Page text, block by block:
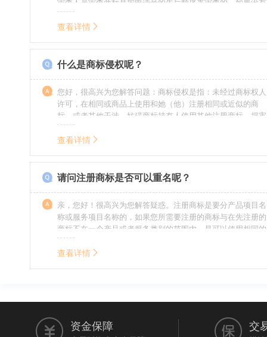
特殊情况（受理案件需要，被异议等），不会延迟也不会提
前。
查看详情
什么是商标侵权呢？
您好，很高兴为您解答问题：商标侵权是指：未经过商标权人
许可，在相同或商品上使用和她（他）注册相同或近似的商
标，或者其他干涉、妨碍商标持有人使用其他注册商标，损害
商标持有人合法权益的其他行为。侵权的人通常需要承担侵权
的责任，明知侵权的行为的人要承担赔偿的责任。情节严重
查看详情
请问注册商标是否可以重名呢？
亲，您好！很高兴为您解答疑惑。注册商标是要分产品项目名
称或服务项目名称的，如果您所需要注册的商标与在先注册的
商标不在一个产品或者服务类别的范围内，是可以使用相同的
名称的。希望我的回答能帮到您。
查看详情
资金保障 交